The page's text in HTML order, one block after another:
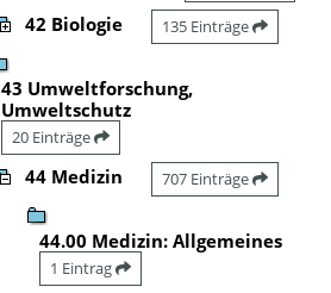
42 Biologie 135 Einträge
43 Umweltforschung,
Umweltschutz
20 Einträge
44 Medizin 707 Einträge
44.00 Medizin: Allgemeines
1 Eintrag